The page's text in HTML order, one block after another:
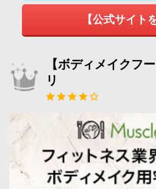
【公式サイト
【ボディメイクフ
リ